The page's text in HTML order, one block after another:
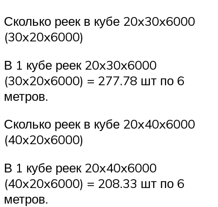
Сколько реек в кубе 20x30x6000
(30x20x6000)
В 1 кубе реек 20x30x6000
(30x20x6000) = 277.78 шт по 6
метров.
Сколько реек в кубе 20x40x6000
(40x20x6000)
В 1 кубе реек 20x40x6000
(40x20x6000) = 208.33 шт по 6
метров.